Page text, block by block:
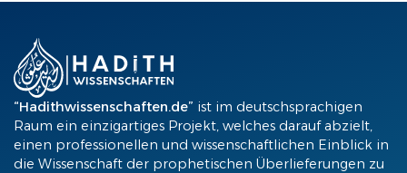
“Hadithwissenschaften.de” ist im deutschsprachigen
Raum ein einzigartiges Projekt, welches darauf abzielt,
einen professionellen und wissenschaftlichen Einblick in
die Wissenschaft der prophetischen Überlieferungen zu